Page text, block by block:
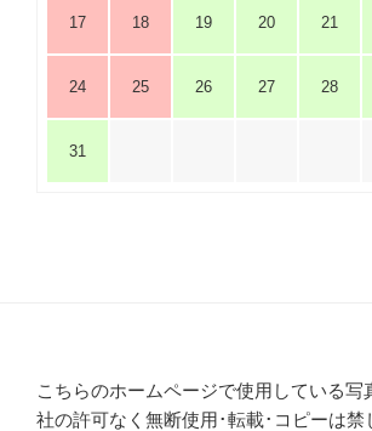
17 18 19 20 21
24 25 26 27 28
31
こちらのホームページで使用している写
社の許可なく無断使用･転載･コピーは禁